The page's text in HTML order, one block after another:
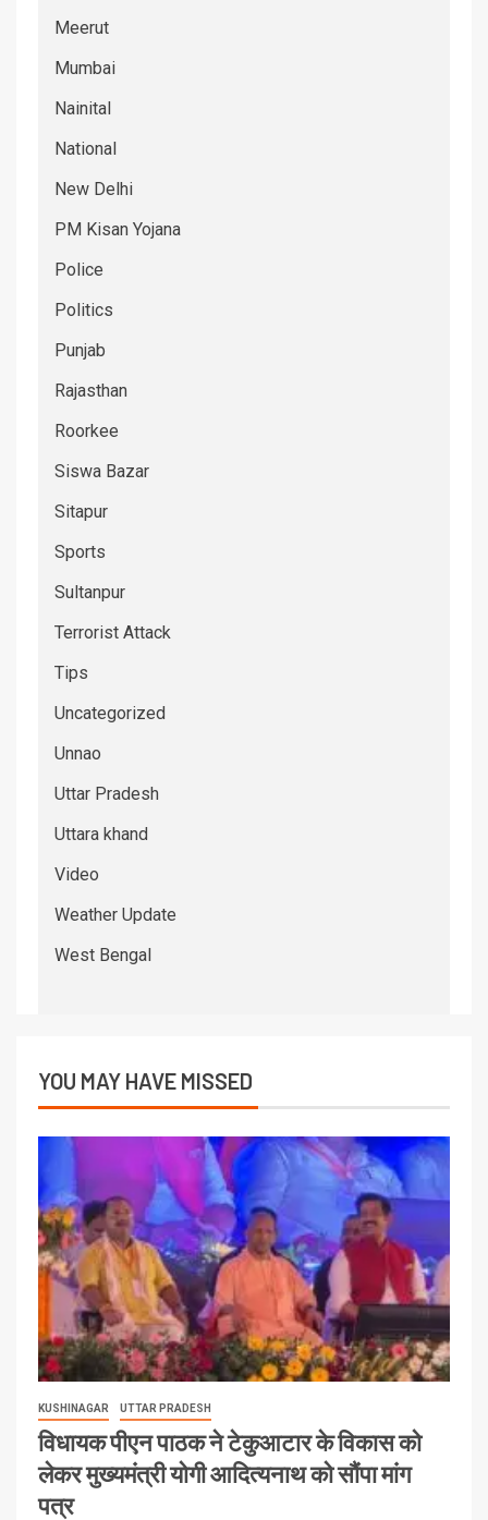
Meerut
Mumbai
Nainital
National
New Delhi
PM Kisan Yojana
Police
Politics
Punjab
Rajasthan
Roorkee
Siswa Bazar
Sitapur
Sports
Sultanpur
Terrorist Attack
Tips
Uncategorized
Unnao
Uttar Pradesh
Uttara khand
Video
Weather Update
West Bengal
YOU MAY HAVE MISSED
KUSHINAGAR UTTAR PRADESH
विधायक पीएन पाठक ने टेकुआटार के विकास को
लेकर मुख्यमंत्री योगी आदित्यनाथ को सौंपा मांग
पत्र